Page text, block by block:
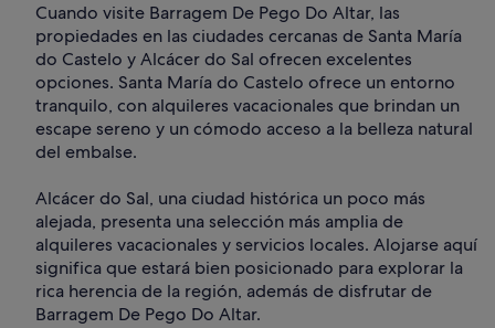
Cuando visite Barragem De Pego Do Altar, las
propiedades en las ciudades cercanas de Santa María
do Castelo y Alcácer do Sal ofrecen excelentes
opciones. Santa María do Castelo ofrece un entorno
tranquilo, con alquileres vacacionales que brindan un
escape sereno y un cómodo acceso a la belleza natural
del embalse.
Alcácer do Sal, una ciudad histórica un poco más
alejada, presenta una selección más amplia de
alquileres vacacionales y servicios locales. Alojarse aquí
significa que estará bien posicionado para explorar la
rica herencia de la región, además de disfrutar de
Barragem De Pego Do Altar.